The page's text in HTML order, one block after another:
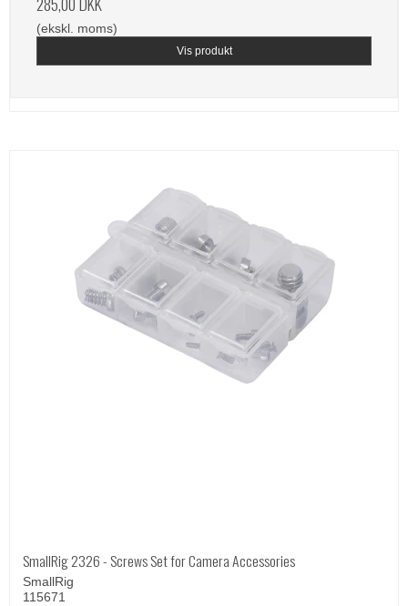
(ekskl. moms)
Vis produkt
SmallRig 2326 - Screws Set for Camera Accessories
SmallRig
115671